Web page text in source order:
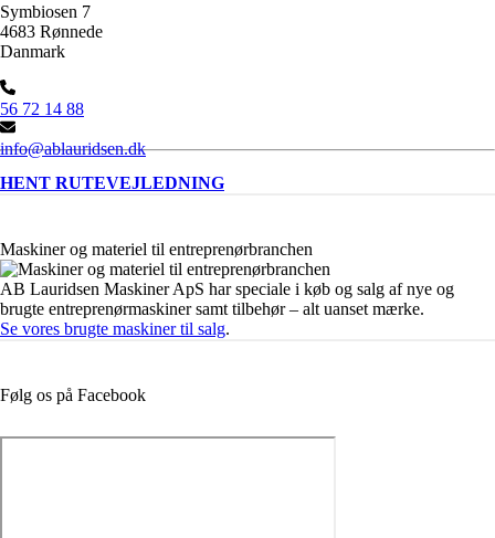
Symbiosen 7
4683 Rønnede
Danmark
56 72 14 88
info@ablauridsen.dk
HENT RUTEVEJLEDNING
Maskiner og materiel til entreprenørbranchen
AB Lauridsen Maskiner ApS har speciale i køb og salg af nye og
brugte entreprenørmaskiner samt tilbehør – alt uanset mærke.
Se vores brugte maskiner til salg.
Følg os på Facebook